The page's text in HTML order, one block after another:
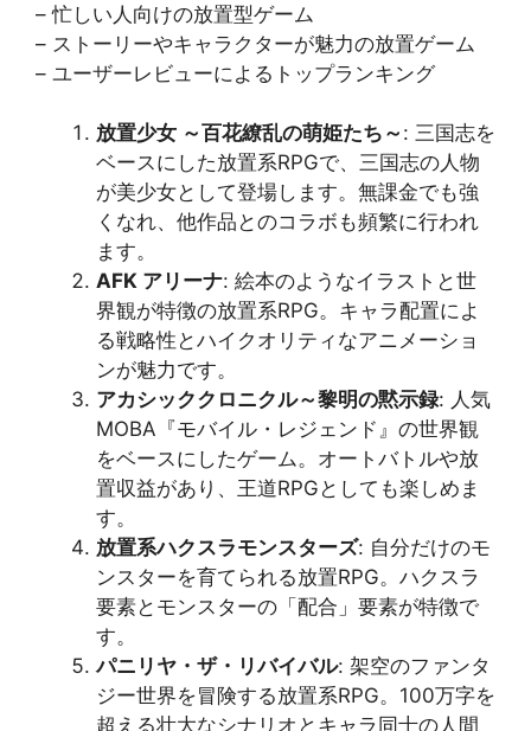
– 忙しい人向けの放置型ゲーム
– ストーリーやキャラクターが魅力の放置ゲーム
– ユーザーレビューによるトップランキング
放置少女 ～百花繚乱の萌姫たち～ : 三国志を
ベースにした放置系RPGで、三国志の人物
が美少女として登場します。無課金でも強
くなれ、他作品とのコラボも頻繁に行われ
ます。
AFK アリーナ: 絵本のようなイラストと世
界観が特徴の放置系RPG。キャラ配置によ
る戦略性とハイクオリティなアニメーショ
ンが魅力です。
アカシッククロニクル～黎明の黙示録: 人気
MOBA『モバイル・レジェンド』の世界観
をベースにしたゲーム。オートバトルや放
置収益があり、王道RPGとしても楽しめま
す。
放置系ハクスラモンスターズ: 自分だけのモ
ンスターを育てられる放置RPG。ハクスラ
要素とモンスターの「配合」要素が特徴で
す。
パニリヤ・ザ・リバイバル: 架空のファンタ
ジー世界を冒険する放置系RPG。100万字を
超える壮大なシナリオとキャラ同士の人間